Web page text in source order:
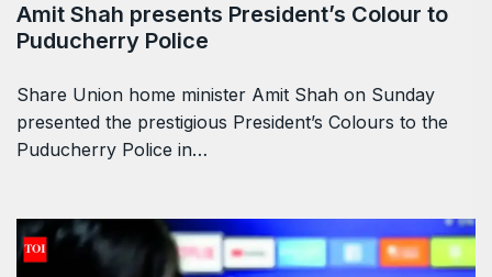
Amit Shah presents President’s Colour to
Puducherry Police
Share Union home minister Amit Shah on Sunday
presented the prestigious President’s Colours to the
Puducherry Police in…